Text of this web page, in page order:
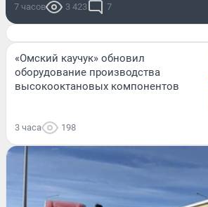
7 часов 3 423 7
«Омский каучук» обновил
оборудование производства
высокооктановых компонентов
3 часа 198